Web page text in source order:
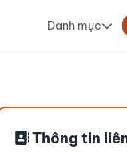
Danh mục
Thông tin